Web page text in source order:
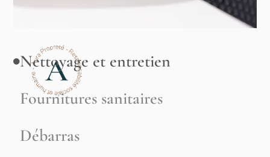
Nettoyage et entretien
Fournitures sanitaires
Débarras